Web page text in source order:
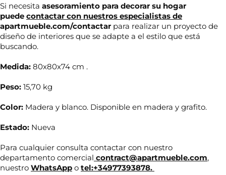
Si necesita asesoramiento para decorar su hogar
puede contactar con nuestros especialistas de
apartmueble.com/contactar para realizar un proyecto de
diseño de interiores que se adapte a el estilo que está
buscando.
Medida: 80x80x74 cm .
Peso: 15,70 kg
Color: Madera y blanco. Disponible en madera y grafito.
Estado: Nueva
Para cualquier consulta contactar con nuestro
departamento comercial contract@apartmueble.com,
nuestro WhatsApp o tel:+34977393878.